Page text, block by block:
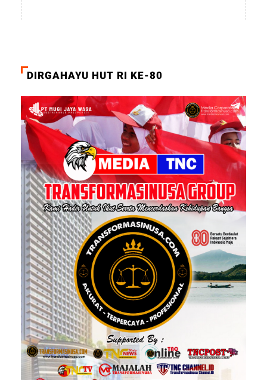
DIRGAHAYU HUT RI KE-80